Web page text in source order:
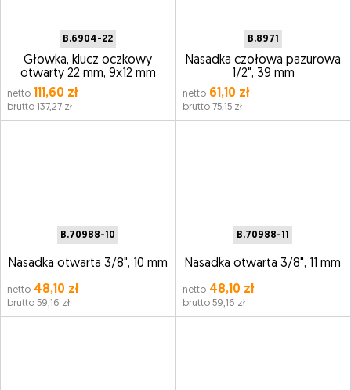
B.6904-22
Głowka, klucz oczkowy
otwarty 22 mm, 9x12 mm
netto 111,60 zł
brutto 137,27 zł
B.8971
Nasadka czołowa pazurowa
1/2", 39 mm
netto61,10 zł
brutto 75,15 zł
B.70988-10
Nasadka otwarta 3/8", 10 mm
netto 48,10 zł
brutto 59,16 zł
B.70988-11
Nasadka otwarta 3/8", 11 mm
netto48,10 zł
brutto 59,16 zł